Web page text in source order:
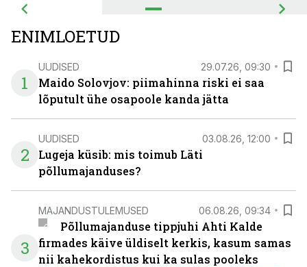
ENIMLOETUD
1
UUDISED 29.07.26, 09:30
Maido Solovjov: piimahinna riski ei saa
lõputult ühe osapoole kanda jätta
2
UUDISED 03.08.26, 12:00
Lugeja küsib: mis toimub Läti
põllumajanduses?
3
MAJANDUSTULEMUSED 06.08.26, 09:34
Põllumajanduse tippjuhi Ahti Kalde
firmades käive üldiselt kerkis, kasum samas
nii kahekordistus kui ka sulas pooleks